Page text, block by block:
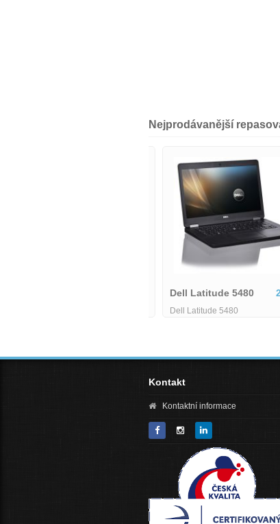
Nejprodávanější
Dell Latitude 5480
Dell Latitude 5480
Kontakt
Kontaktní informace